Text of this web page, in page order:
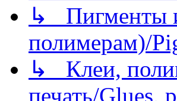
↳ Пигменты
полимерам)/
↳ Клеи,
печать/Glues,